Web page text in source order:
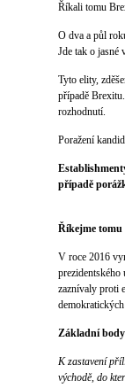
Říkali tomu
O dva a půl
Jde tak o
Tyto elity,
případě
rozhodnutí.
Poražení
případě
Říkejme tomu
V roce 2016
prezidentského
zaznívaly proti
Základní
K zastavení
východě, do